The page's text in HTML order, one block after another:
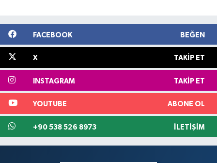
FACEBOOK BEĞEN
X TAKIP ET
INSTAGRAM TAKIP ET
YOUTUBE ABONE OL
+90 538 526 8973 İLETIŞIM